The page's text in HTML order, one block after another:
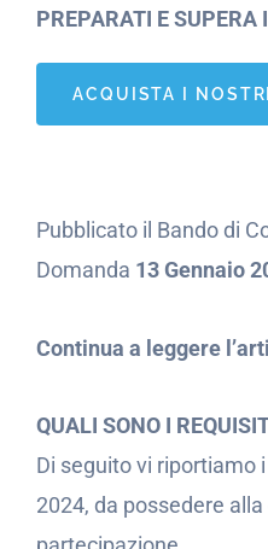
PREPARATI E SUPERA
ACQUISTA I
Pubblicato il Bando di
Domanda 13 Gennaio
Continua a leggere
QUALI SONO I
Di seguito vi riportiamo
2024, da possedere